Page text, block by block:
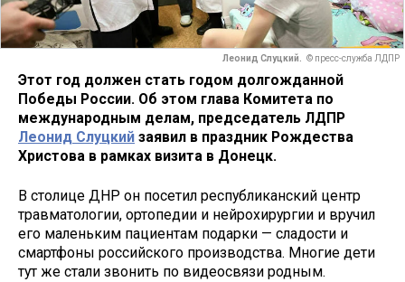
Леонид Слуцкий. © пресс-служба ЛДПР
Этот год должен стать годом долгожданной
Победы России. Об этом глава Комитета по
международным делам, председатель ЛДПР
Леонид Слуцкий заявил в праздник Рождества
Христова в рамках визита в Донецк.
В столице ДНР он посетил республиканский центр
травматологии, ортопедии и нейрохирургии и вручил
его маленьким пациентам подарки — сладости и
смартфоны российского производства. Многие дети
тут же стали звонить по видеосвязи родным.